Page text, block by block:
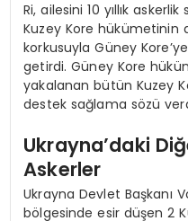
Ri, ailesini 10 yıllık
Kuzey Kore hükümetinin
korkusuyla Güney
getirdi. Güney Kore
yakalanan bütün Kuzey
destek sağlama sözü
Ukrayna’daki
Askerler
Ukrayna Devlet Başkanı
bölgesinde esir düşen 2